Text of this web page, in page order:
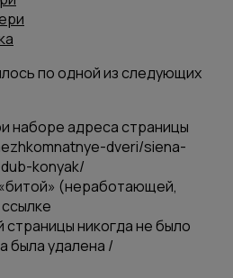
по одной из следующих
наборе адреса страницы
dveri/siena-
konyak/
(неработающей,
никогда не было
была удалена /